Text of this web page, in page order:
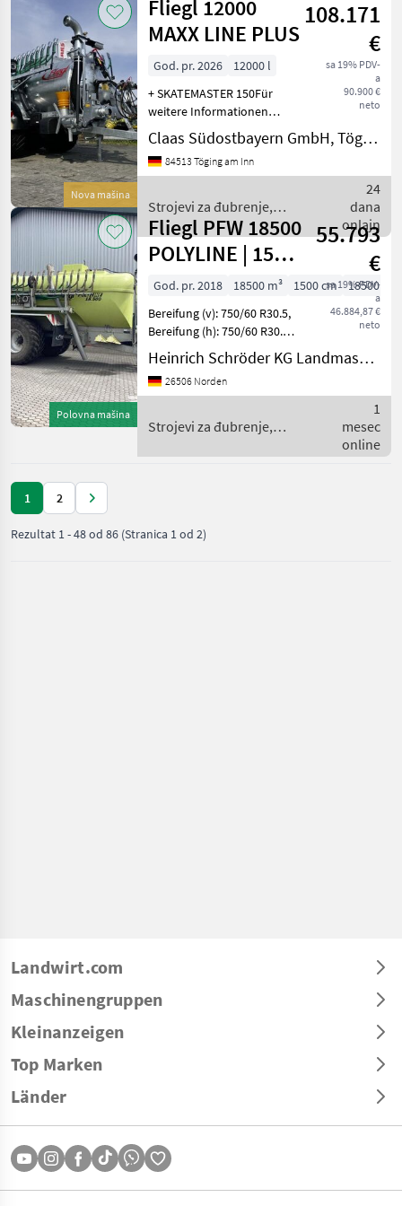
đubrenje,
gnojenje i
navodnjavanje
/ Fliegl
Nova mašina
Fliegl 12000
MAXX LINE PLUS
108.171
€
sa 19% PDV-
a
90.900 €
neto
God. pr. 2026
12000 l
+ SKATEMASTER 150Für
weitere Informationen
sprechen Sie uns gerne
an.Wir sprechen DeutschWe
speak EnglishDer Preis ist
Zustand gültig. Die Anga
Claas Südostbayern GmbH, Töging
84513 Töging am Inn
Strojevi za đubrenje,
gnojenje i navodnjavanje /
Fliegl
24
dana
onlajn
Polovna mašina
Fliegl PFW 18500
POLYLINE | 15M
SCHLEPPSCHUH
55.793
€
sa 19% PDV-
a
46.884,87 €
neto
God. pr. 2018 18500 m³ 1500 cm
18500 l
Bereifung (v): 750/60 R30.5,
Bereifung (h): 750/60 R30.5,
Fabrikat des Anbaus:
FLIEGL, Tandem-Achse,
Zwangs-Deichsellenkung
Pumpenleis
Heinrich Schröder KG Landmaschinen Norden
26506 Norden
Strojevi za đubrenje,
Fliegl
1
mesec
online
1 2
Rezultat 1-48od 86 (Stranica 1 od 2)
Landwirt.com
Maschinengruppen
Kleinanzeigen
Top Marken
Länder